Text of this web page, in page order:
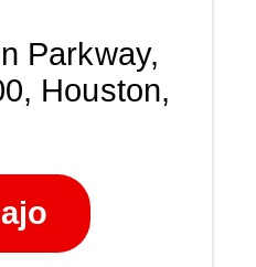
Parkway,
Houston,